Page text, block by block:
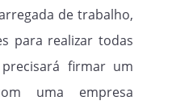
de trabalho,
para realizar todas
firmar um
uma empresa